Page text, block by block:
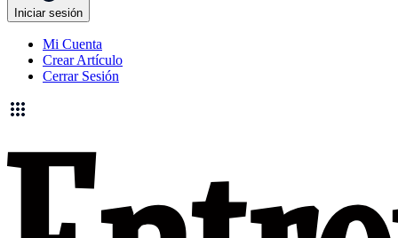
Iniciar sesión
Mi Cuenta
Crear Artículo
Cerrar Sesión